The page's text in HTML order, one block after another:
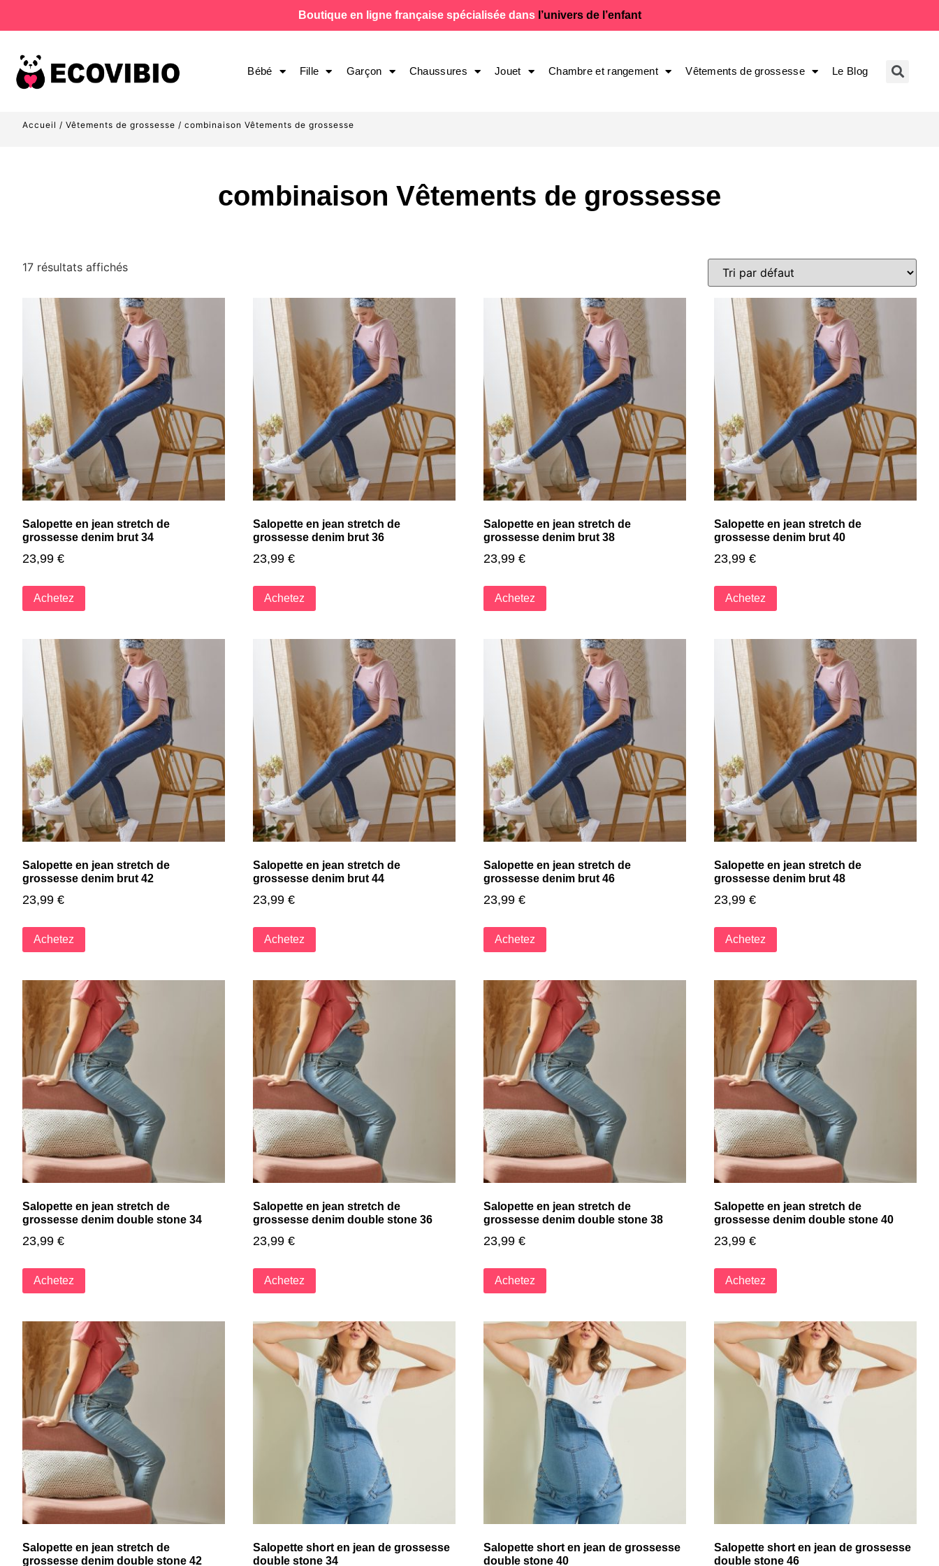
Boutique en ligne française spécialisée dans l’univers de l’enfant
Bébé Fille Garçon Chaussures Jouet Chambre et rangement Vêtements de grossesse Le Blog
Accueil / Vêtements de grossesse / combinaison Vêtements de grossesse
combinaison Vêtements de grossesse
17 résultats affichés
Salopette en jean stretch de
grossesse denim brut 34
23,99 €
Achetez
Salopette en jean stretch de
grossesse denim brut 36
23,99 €
Achetez
Salopette en jean stretch de
grossesse denim brut 38
23,99 €
Achetez
Salopette en jean stretch de
grossesse denim brut 40
23,99 €
Achetez
Salopette en jean stretch de
grossesse denim brut 42
23,99 €
Achetez
Salopette en jean stretch de
grossesse denim brut 44
23,99 €
Achetez
Salopette en jean stretch de
grossesse denim brut 46
23,99 €
Achetez
Salopette en jean stretch de
grossesse denim brut 48
23,99 €
Achetez
Salopette en jean stretch de
grossesse denim double stone 34
23,99 €
Achetez
Salopette en jean stretch de
grossesse denim double stone 36
23,99 €
Achetez
Salopette en jean stretch de
grossesse denim double stone 38
23,99 €
Achetez
Salopette en jean stretch de
grossesse denim double stone 40
23,99 €
Achetez
Salopette en jean stretch de
grossesse denim double stone 42
Salopette short en jean de grossesse
double stone 34
Salopette short en jean de grossesse
double stone 40
Salopette short en jean de grossesse
double stone 46